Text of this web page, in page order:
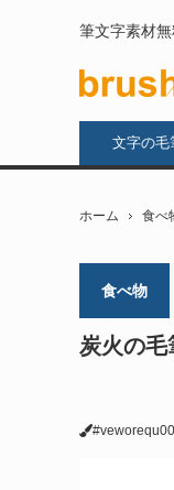
筆文字素材
文字の毛
ホーム 食べ
食べ物
炭火の毛